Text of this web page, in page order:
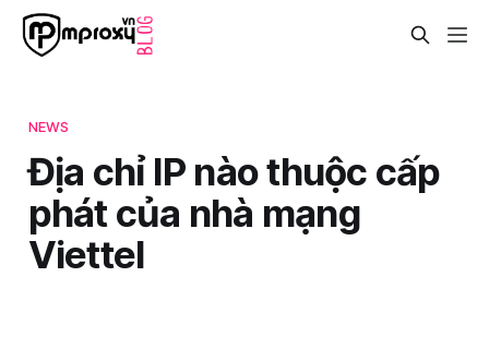
NEWS
Địa chỉ IP nào thuộc cấp
phát của nhà mạng
Viettel